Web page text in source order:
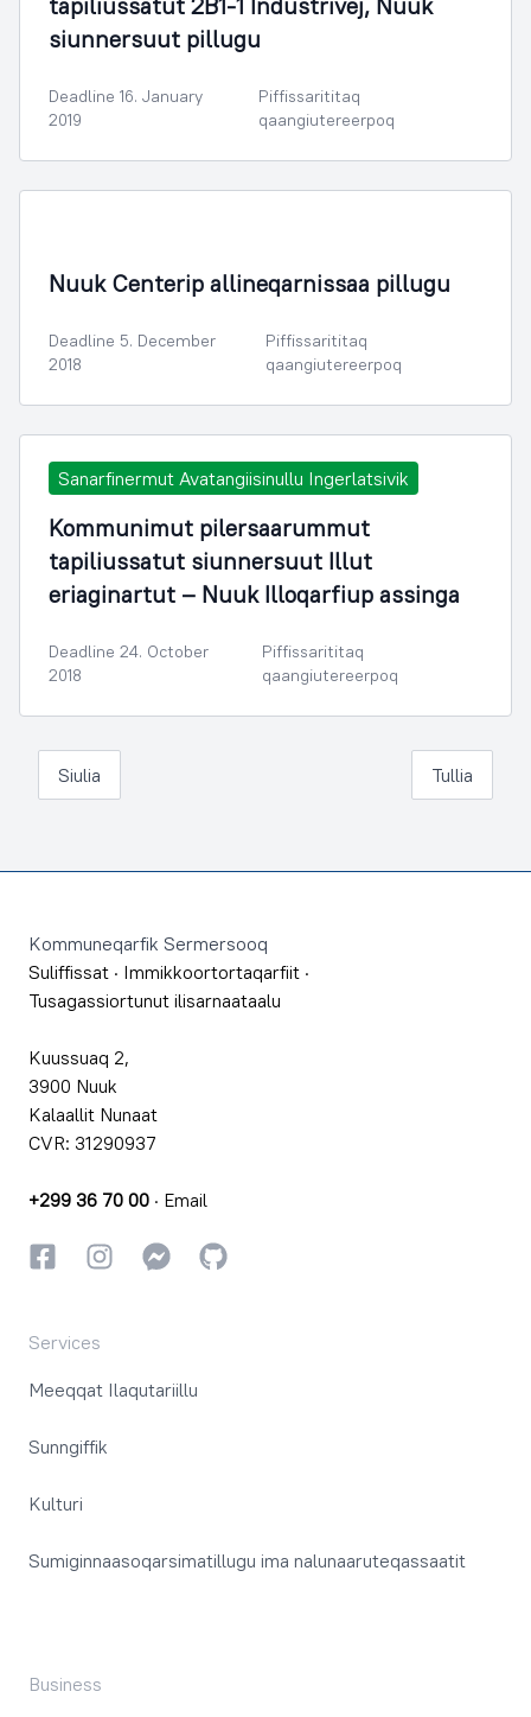
siunnersuut pillugu
Deadline 16. January
2019
Piffissarititaq
qaangiutereerpoq
Nuuk Centerip allineqarnissaa pillugu
Deadline 5. December
2018
Piffissarititaq
qaangiutereerpoq
Sanarfinermut Avatangiisinullu Ingerlatsivik
Kommunimut pilersaarummut
tapiliussatut siunnersuut Illut
eriaginartut – Nuuk Illoqarfiup assinga
Deadline 24. October
2018
Piffissarititaq
qaangiutereerpoq
Siulia Tullia
Kommuneqarfik Sermersooq
Suliffissat · Immikkoortortaqarfiit ·
Tusagassiortunut ilisarnaataalu
Kuussuaq 2,
3900 Nuuk
Kalaallit Nunaat
CVR: 31290937
+299 36 70 00 · Email
FacebookkiInstagrammiInstagrammi
GitHub
Services
Meeqqat Ilaqutariillu
Sunngiffik
Kulturi
Sumiginnaasoqarsimatillugu ima nalunaaruteqassaatit
Business